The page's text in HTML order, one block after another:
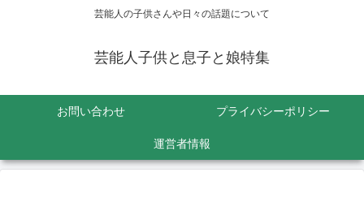
芸能人の子供さんや日々の話題について
芸能人子供と息子と娘特集
お問い合わせ プライバシーポリシー
運営者情報